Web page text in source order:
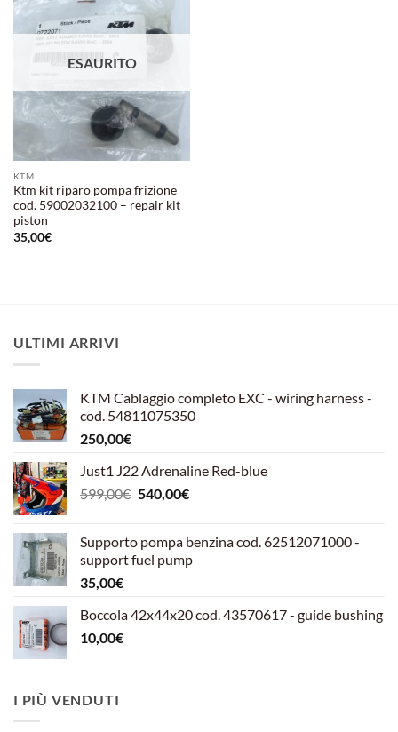
dei
desideri
ESAURITO
KTM
Ktm kit riparo pompa frizione
cod. 59002032100 – repair kit
piston
35,00€
ULTIMI ARRIVI
KTM Cablaggio completo EXC - wiring harness -
cod. 54811075350
250,00€
Just1 J22 Adrenaline Red-blue
599,00€ Il
era:
599,00€.
540,00€Il
è:
540,00€.
Supporto pompa benzina cod. 62512071000 -
support fuel pump
35,00€
Boccola 42x44x20 cod. 43570617 - guide bushing
10,00€
I PIÙ VENDUTI